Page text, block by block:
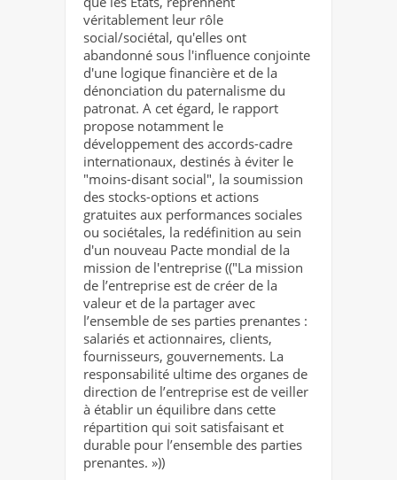
véritablement leur rôle
social/sociétal, qu'elles ont
abandonné sous l'influence conjointe
d'une logique financière et de la
dénonciation du paternalisme du
patronat. A cet égard, le rapport
propose notamment le
développement des accords-cadre
internationaux, destinés à éviter le
"moins-disant social", la soumission
des stocks-options et actions
gratuites aux performances sociales
ou sociétales, la redéfinition au sein
d'un nouveau Pacte mondial de la
mission de l'entreprise (("La mission
de l’entreprise est de créer de la
valeur et de la partager avec
l’ensemble de ses parties prenantes :
salariés et actionnaires, clients,
fournisseurs, gouvernements. La
responsabilité ultime des organes de
direction de l’entreprise est de veiller
à établir un équilibre dans cette
répartition qui soit satisfaisant et
durable pour l’ensemble des parties
prenantes. »))